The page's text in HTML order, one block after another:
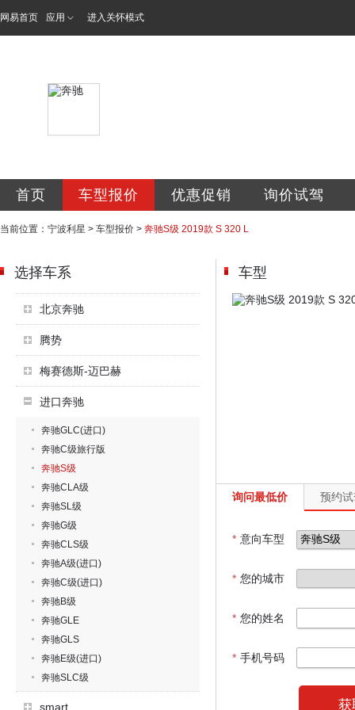
网易首页 应用 进入关怀模式
首页 车型报价 优惠促销 询价试驾
当前位置： 宁波利星 > 车型报价 > 奔驰S级 2019款 S 320 L
选择车系
北京奔驰
腾势
梅赛德斯-迈巴赫
进口奔驰
奔驰GLC(进口)
奔驰C级旅行版
奔驰S级
奔驰CLA级
奔驰SL级
奔驰G级
奔驰CLS级
奔驰A级(进口)
奔驰C级(进口)
奔驰B级
奔驰GLE
奔驰GLS
奔驰E级(进口)
奔驰SLC级
smart
车型
询问最低价 预约
* 意向车型
* 您的城市
* 您的姓名
* 手机号码
获